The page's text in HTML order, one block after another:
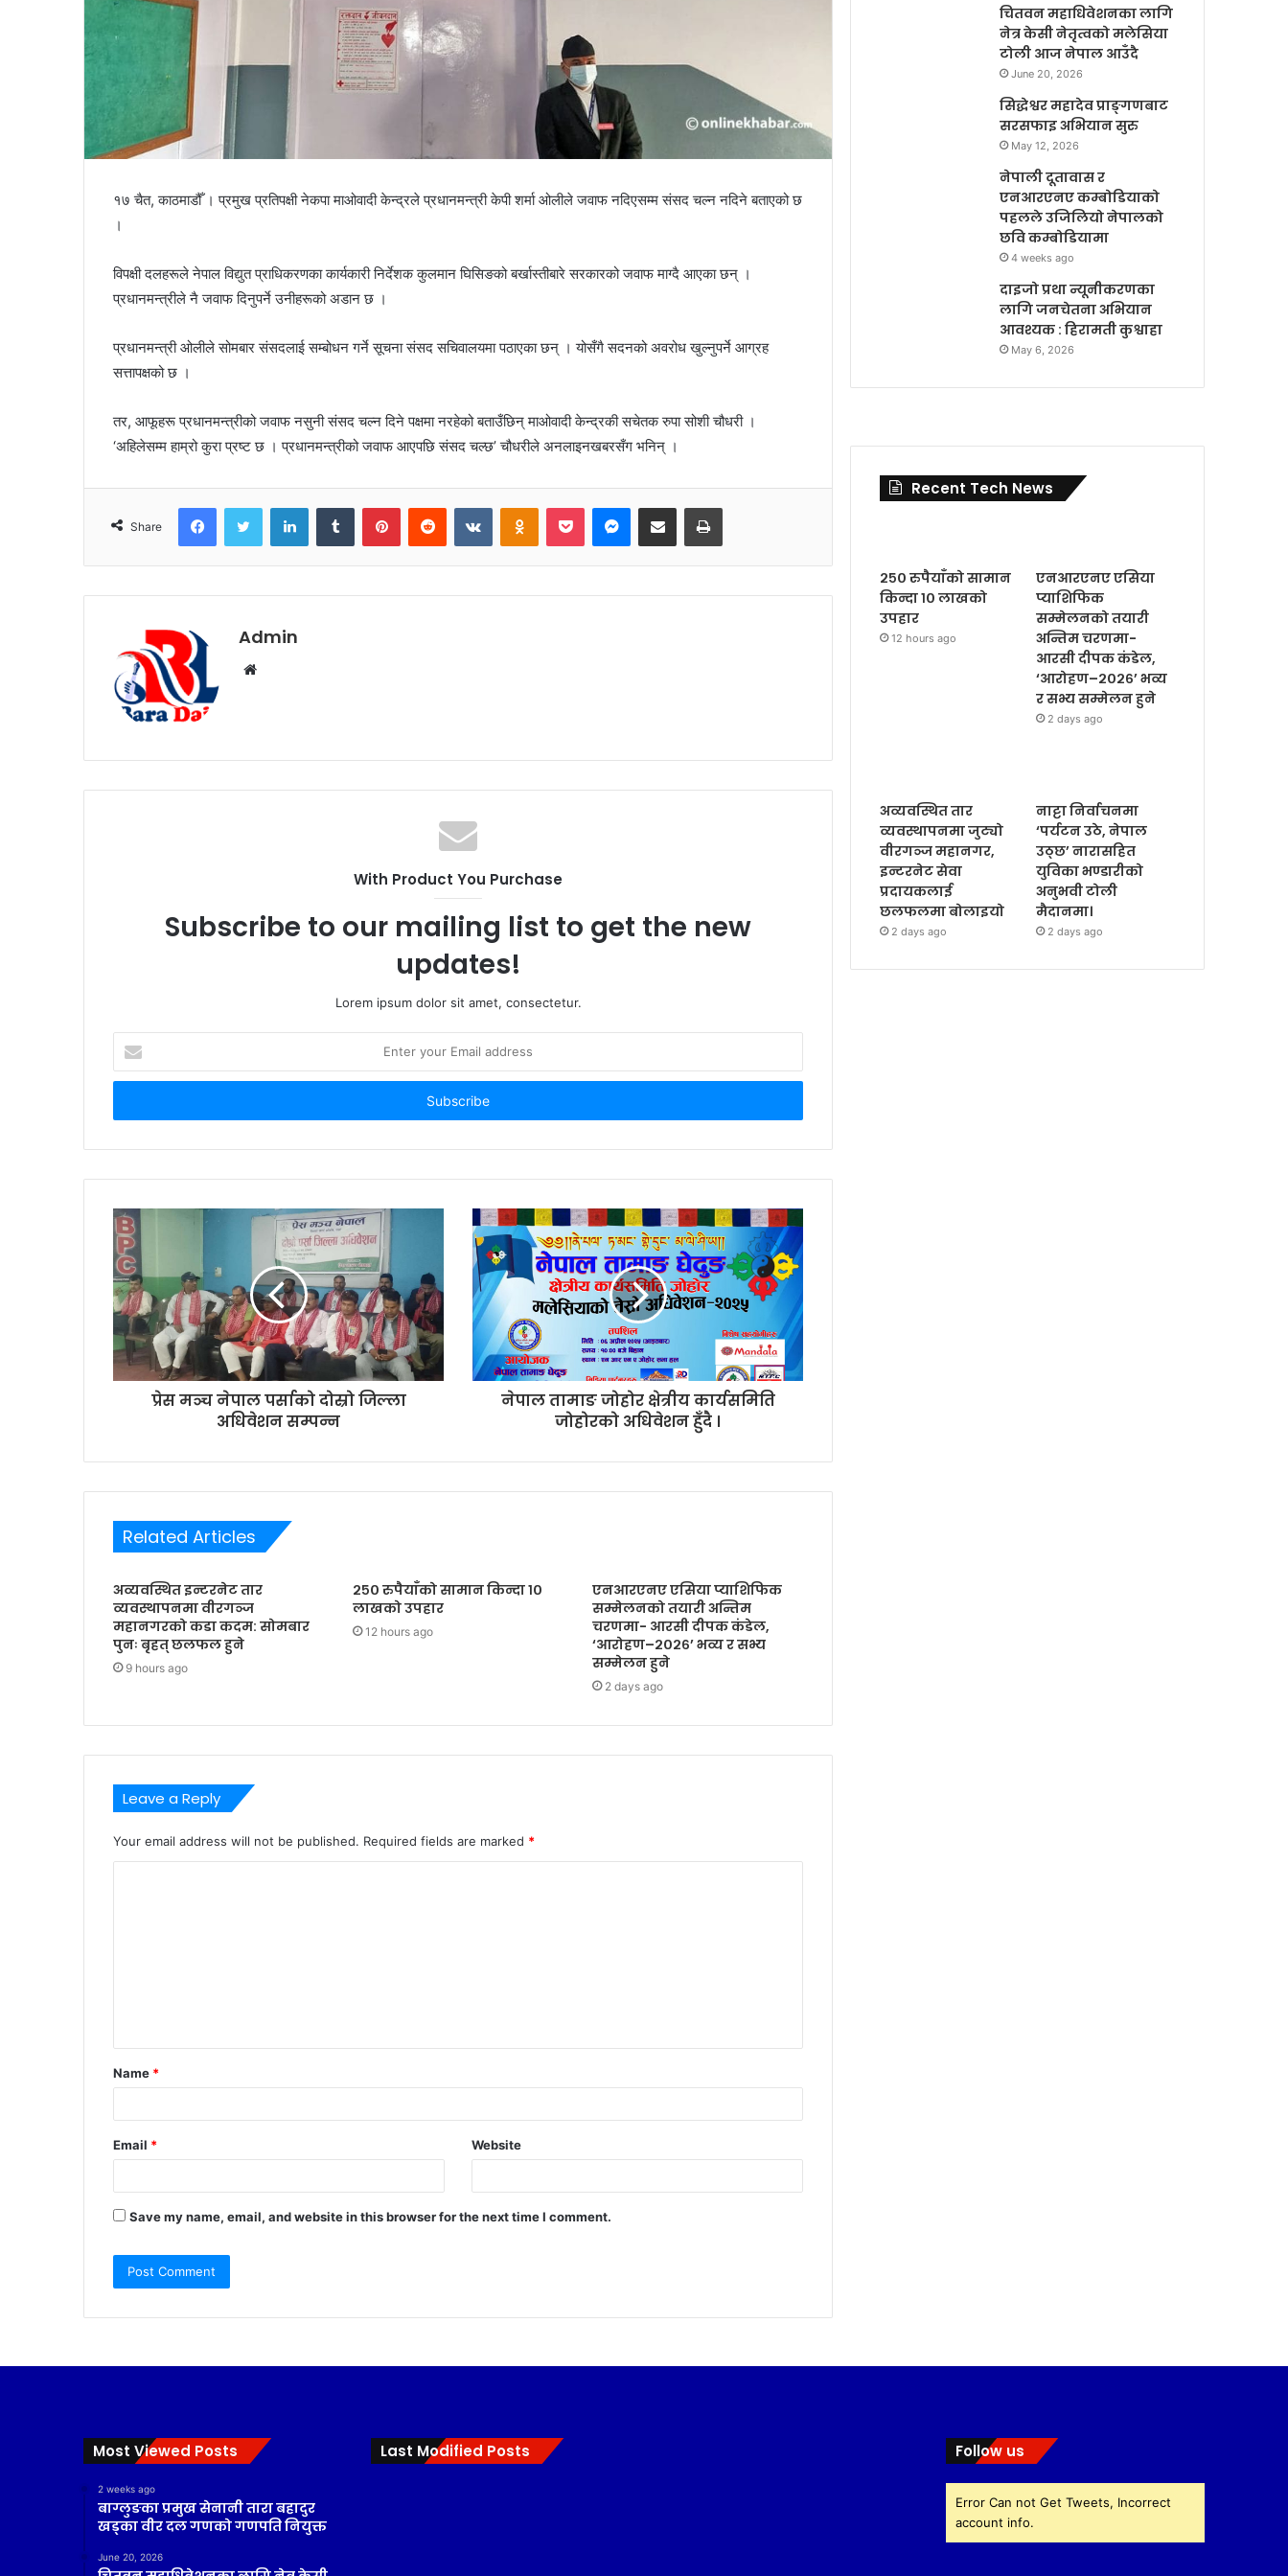
१७ चैत, काठमाडौँ । प्रमुख प्रतिपक्षी नेकपा माओवादी केन्द्रले प्रधानमन्त्री केपी शर्मा ओलीले जवाफ नदिएसम्म संसद चल्न नदिने बताएको छ
।
विपक्षी दलहरूले नेपाल विद्युत प्राधिकरणका कार्यकारी निर्देशक कुलमान घिसिङको बर्खास्तीबारे सरकारको जवाफ माग्दै आएका छन् ।
प्रधानमन्त्रीले नै जवाफ दिनुपर्ने उनीहरूको अडान छ ।
प्रधानमन्त्री ओलीले सोमबार संसदलाई सम्बोधन गर्ने सूचना संसद सचिवालयमा पठाएका छन् । योसँगै सदनको अवरोध खुल्नुपर्ने आग्रह
सत्तापक्षको छ ।
तर, आफूहरू प्रधानमन्त्रीको जवाफ नसुनी संसद चल्न दिने पक्षमा नरहेको बताउँछिन् माओवादी केन्द्रकी सचेतक रुपा सोशी चौधरी ।
‘अहिलेसम्म हाम्रो कुरा प्रष्ट छ । प्रधानमन्त्रीको जवाफ आएपछि संसद चल्छ’ चौधरीले अनलाइनखबरसँग भनिन् ।
Share
Admin
i
With Product You Purchase
Subscribe to our mailing list to get the new
updates!
Lorem ipsum dolor sit amet, consectetur.
t
r
u
E
a
i
l
d
r
प्रेस मञ्च नेपाल पर्साको दोस्रो जिल्ला
अधिवेशन सम्पन्न
नेपाल तामाङ जोहोर क्षेत्रीय कार्यसमिति
जोहोरको अधिवेशन हुँदै ।
Related Articles
अव्यवस्थित इन्टरनेट तार
व्यवस्थापनमा वीरगञ्ज
महानगरको कडा कदम: सोमबार
पुनः बृहत् छलफल हुने
9 hours ago
२५० रुपैयाँको सामान किन्दा १०
लाखको उपहार
12 hours ago
एनआरएनए एसिया प्याशिफिक
सम्मेलनको तयारी अन्तिम
चरणमा- आरसी दीपक कंडेल,
‘आरोहण–२०२६’ भव्य र सभ्य
सम्मेलन हुने
2 days ago
Leave a Reply
Your email address will not be published. Required fields are marked *
t
*
Name *
Email * Website
Save my name, email, and website in this browser for the next time I comment.
चितवन महाधिवेशनका लागि
नेत्र केसी नेतृत्वको मलेसिया
टोली आज नेपाल आउँदै
June 20, 2026
सिद्धेश्वर महादेव प्राङ्गणबाट
सरसफाइ अभियान सुरु
May 12, 2026
नेपाली दूतावास र
एनआरएनए कम्बोडियाको
पहलले उजिलियो नेपालको
छवि कम्बोडियामा
4 weeks ago
दाइजो प्रथा न्यूनीकरणका
लागि जनचेतना अभियान
आवश्यक : हिरामती कुश्वाहा
May 6, 2026
Recent Tech News
२५० रुपैयाँको सामान
किन्दा १० लाखको
उपहार
12 hours ago
एनआरएनए एसिया
प्याशिफिक
सम्मेलनको तयारी
अन्तिम चरणमा-
आरसी दीपक कंडेल,
‘आरोहण–२०२६’ भव्य
र सभ्य सम्मेलन हुने
2 days ago
अव्यवस्थित तार
व्यवस्थापनमा जुट्यो
वीरगञ्ज महानगर,
इन्टरनेट सेवा
प्रदायकलाई
छलफलमा बोलाइयो
2 days ago
नाट्टा निर्वाचनमा
‘पर्यटन उठे, नेपाल
उठ्छ’ नारासहित
युविका भण्डारीको
अनुभवी टोली
मैदानमा।
2 days ago
Most Viewed Posts
2 weeks ago
बाग्लुङका प्रमुख सेनानी तारा बहादुर
खड्का वीर दल गणको गणपति नियुक्त
June 20, 2026
Last Modified Posts Follow us
Error Can not Get Tweets, Incorrect
account info.